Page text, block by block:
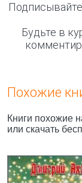
Будьте в
Похожие
Книги похожие
или скачать